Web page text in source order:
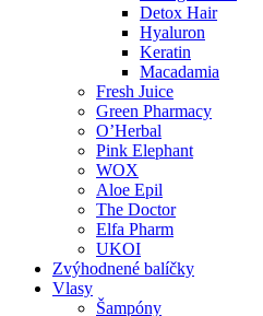
Detox Hair
Hyaluron
Keratin
Macadamia
Fresh Juice
Green Pharmacy
O’Herbal
Pink Elephant
WOX
Aloe Epil
The Doctor
Elfa Pharm
UKOI
Zvýhodnené balíčky
Vlasy
Šampóny